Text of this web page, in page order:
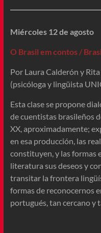
Miércoles 12 de agosto
O Brasil em contos /
Por Laura Calderón y
(psicóloga y lingüista
Esta clase se propone
de cuentistas brasileños
XX, aproximadamente;
en esa producción, las
constituyen, y las formas
literatura sus deseos y
transitar la frontera
formas de reconocernos
portugués, tan cercano y